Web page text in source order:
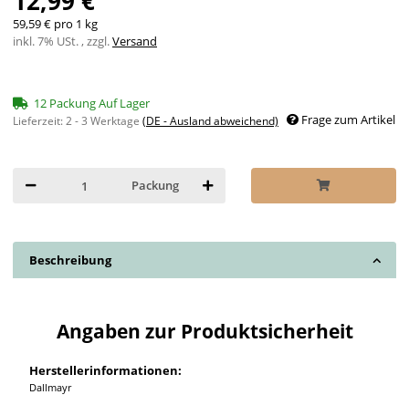
59,59 € pro 1 kg
inkl. 7% USt. , zzgl.Versand
12 Packung Auf Lager
Lieferzeit:2 - 3 Werktage (DE - Ausland abweichend) Frage zum Artikel
Packung
Beschreibung
Angaben zur Produktsicherheit
Herstellerinformationen:
Dallmayr